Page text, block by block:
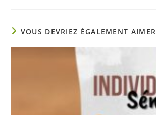
VOUS DEVRIEZ ÉGALEMENT AIMER